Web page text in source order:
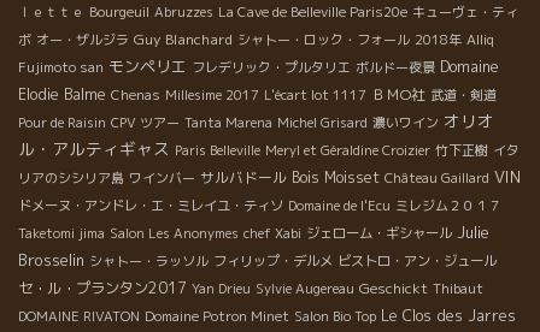
ｌｅｔｔｅ Bourgeuil Abruzzes La Cave de Belleville Paris20e キューヴェ・ティ
ボ オー・ザルジラ Guy Blanchard シャトー・ロック・フォール 2018年 Alliq
Fujimoto san モンペリエ フレデリック・プルタリエ ボルドー夜景 Domaine
Elodie Balme Chenas Millesime 2017 L'écart lot 1117 ＢＭО社 武道・剣道
Pour de Raisin CPV ツアー Tanta Marena Michel Grisard 濃いワイン オリオ
ル・アルティギャス Paris Belleville Meryl et Géraldine Croizier 竹下正樹 イタ
リアのシシリア島 ワインバー サルバドール Bois Moisset Château Gaillard VIN
ドメーヌ・アンドレ・エ・ミレイユ・ティソ Domaine de l'Ecu ミレジム２０１７
Taketomi jima Salon Les Anonymes chef Xabi ジェローム・ギシャール Julie
Brosselin シャトー・ラッソル フィリップ・デルメ ビストロ・アン・ジュール
セ・ル・プランタン2017 Yan Drieu Sylvie Augereau Geschickt Thibaut
DOMAINE RIVATON Domaine Potron Minet Salon Bio Top Le Clos des Jarres